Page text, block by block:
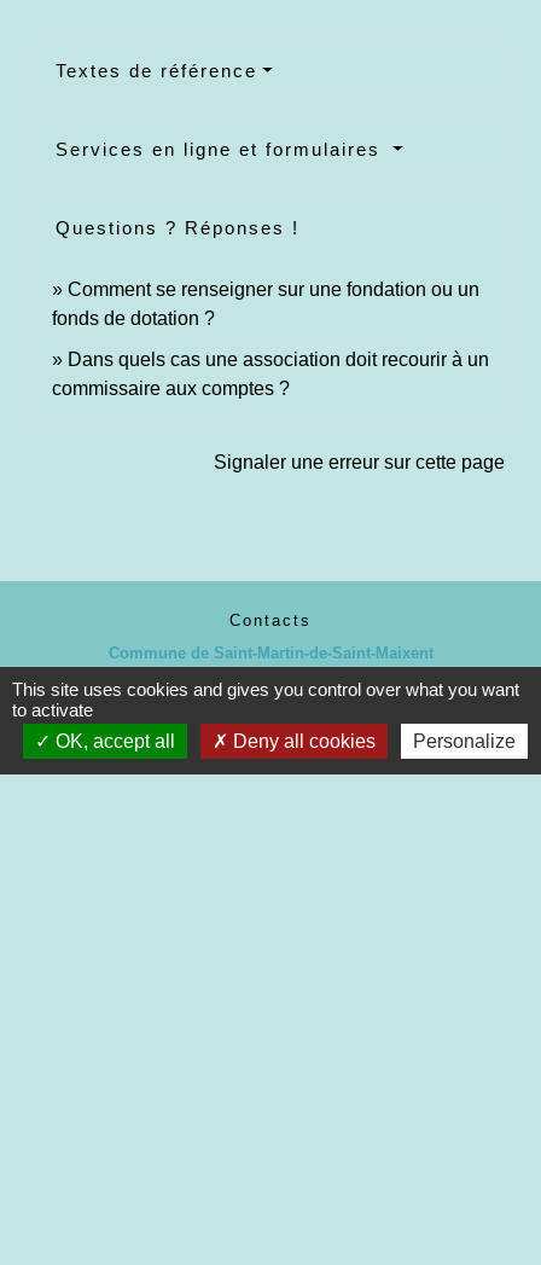
Textes de référence
Services en ligne et formulaires
Questions ? Réponses !
Comment se renseigner sur une fondation ou un
fonds de dotation ?
Dans quels cas une association doit recourir à un
commissaire aux comptes ?
Signaler une erreur sur cette page
Contacts
Commune de Saint-Martin-de-Saint-Maixent
79400 Saint-Martin-de-Saint-Maixent - FRANCE
+33 5 49 05 52 52
Contact par formulaire
This site uses cookies and gives you control over what you want
to activate
OK, accept all
Deny all cookies Personalize